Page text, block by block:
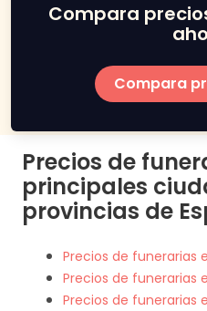
Compara
Compara
Precios de
principales
provincias de
Precios de funerarias
Precios de funerarias
Precios de funerarias